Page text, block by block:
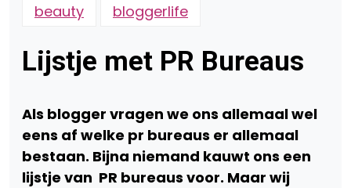
beauty bloggerlife
Lijstje met PR Bureaus
Als blogger vragen we ons allemaal wel
eens af welke pr bureaus er allemaal
bestaan. Bijna niemand kauwt ons een
lijstje van PR bureaus voor. Maar wij